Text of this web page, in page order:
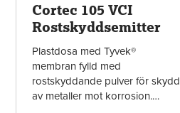
Cortec 105 VCI
Rostskyddsemitter
Plastdosa med Tyvek®
membran fylld med
rostskyddande pulver för skydd
av metaller mot korrosion.